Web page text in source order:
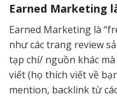
Earned Marketing
Earned Marketing là
như các trang review
tạp chí/ nguồn khác
viết (họ thích viết về
mention, backlink từ